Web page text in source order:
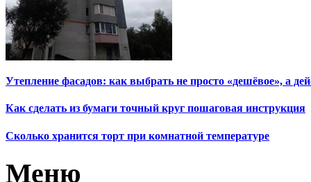
Утепление фасадов: как выбрать не просто «дешёвое», а
Как сделать из бумаги точный круг пошаговая инструкция
Сколько хранится торт при комнатной температуре
Меню